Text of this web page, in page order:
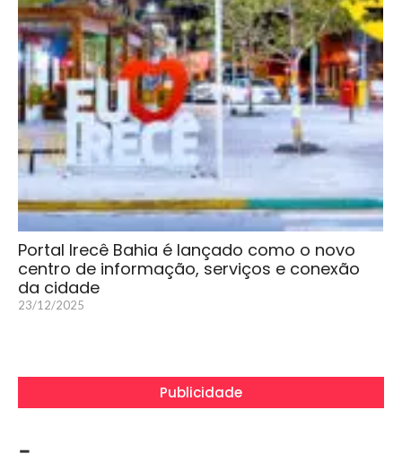
Portal Irecê Bahia é lançado como o novo
centro de informação, serviços e conexão
da cidade
23/12/2025
Publicidade
-